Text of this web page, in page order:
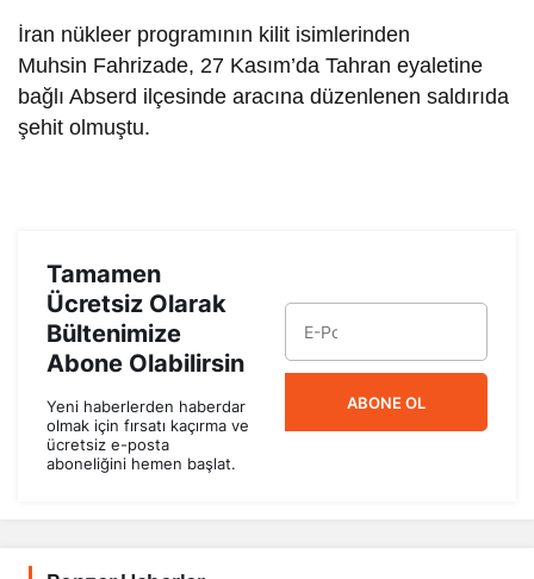
İran nükleer programının kilit isimlerinden
Muhsin Fahrizade, 27 Kasım’da Tahran eyaletine
bağlı Abserd ilçesinde aracına düzenlenen saldırıda
şehit olmuştu.
Tamamen
Ücretsiz Olarak
Bültenimize
Abone Olabilirsin
Yeni haberlerden haberdar
olmak için fırsatı kaçırma ve
ücretsiz e-posta
aboneliğini hemen başlat.
ABONE OL
Benzer Haberler